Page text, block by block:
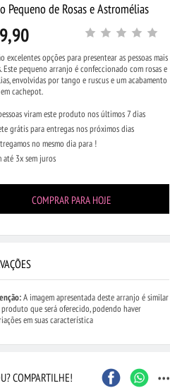
Pequeno de Rosas e Astromélias
excelentes opções para presentear as pessoas mais
Este pequeno arranjo é confeccionado com rosas e
envolvidas por tango e ruscus e um acabamento
cachepot.
viram este produto nos últimos 7 dias
grátis para entregas nos próximos dias
no mesmo dia para !
até 3x sem juros
COMPRAR PARA HOJE
A imagem apresentada deste arranjo é similar
que será oferecido, podendo haver
em suas característica
COMPARTILHE! ...